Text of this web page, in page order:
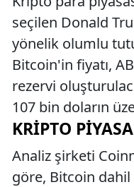
seçilen Donald
yönelik olumlu
Bitcoin'in fiyatı,
rezervi
107 bin doların
KRIPTO
Analiz şirketi
göre, Bitcoin